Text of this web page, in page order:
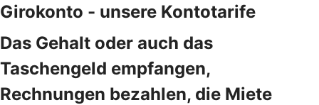
Girokonto - unsere Kontotarife
Das Gehalt oder auch das
Taschengeld empfangen,
Rechnungen bezahlen, die Miete